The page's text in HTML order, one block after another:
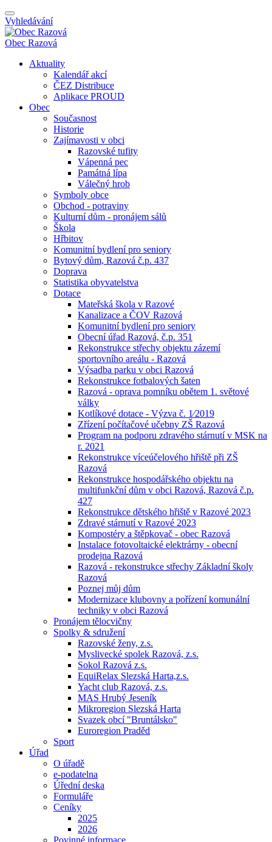
Vyhledávání
Obec Razová
Aktuality
Kalendář akcí
ČEZ Distribuce
Aplikace PROUD
Obec
Současnost
Historie
Zajímavosti v obci
Razovské tufity
Vápenná pec
Památná lípa
Válečný hrob
Symboly obce
Obchod - potraviny
Kulturní dům - pronájem sálů
Škola
Hřbitov
Komunitní bydlení pro seniory
Bytový dům, Razová č.p. 437
Doprava
Statistika obyvatelstva
Dotace
Mateřská škola v Razové
Kanalizace a ČOV Razová
Komunitní bydlení pro seniory
Obecní úřad Razová, č.p. 351
Rekonstrukce střechy objektu zázemí
sportovního areálu - Razová
Výsadba parku v obci Razová
Rekonstrukce fotbalových šaten
Razová - oprava pomníku obětem 1. světové
války
Kotlíkové dotace - Výzva č. 1⁄2019
Zřízení počítačové učebny ZŠ Razová
Program na podporu zdravého stárnutí v MSK na
r. 2021
Rekonstrukce víceúčelového hřiště při ZŠ
Razová
Rekonstrukce hospodářského objektu na
multifunkční dům v obci Razová, Razová č.p.
427
Rekonstrukce dětského hřiště v Razové 2023
Zdravé stárnutí v Razové 2023
Kompostéry a štěpkovač - obec Razová
Instalace fotovoltaické elektrárny - obecní
prodejna Razová
Razová - rekonstrukce střechy Základní školy
Razová
Poznej můj dům
Modernizace klubovny a pořízení komunální
techniky v obci Razová
Pronájem tělocvičny
Spolky & sdružení
Razovské ženy, z.s.
Myslivecké spolek Razová, z.s.
Sokol Razová z.s.
EquiRelax Slezská Harta,z.s.
Yacht club Razová, z.s.
MAS Hrubý Jeseník
Mikroregion Slezská Harta
Svazek obcí "Bruntálsko"
Euroregion Praděd
Sport
Úřad
O úřadě
e-podatelna
Úřední deska
Formuláře
Ceníky
2025
2026
Povinné informace